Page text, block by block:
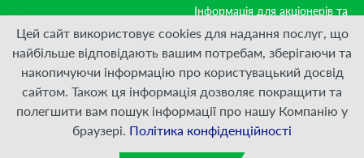
Інформація для акціонерів та
стейкхолдерів
Приєднуйтесь:
© ПрАТ "ДАТАГРУП", 2000 — 2026
Цей сайт використовує cookies для надання послуг, що
найбільше відповідають вашим потребам, зберігаючи та
накопичуючи інформацію про користувацький досвід
сайтом. Також ця інформація дозволяє покращити та
полегшити вам пошук інформації про нашу Компанію у
браузері. Політика конфіденційності